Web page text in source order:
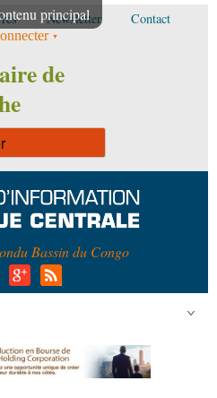
principal
Newsletter Contact
de
du Bassin du Congo